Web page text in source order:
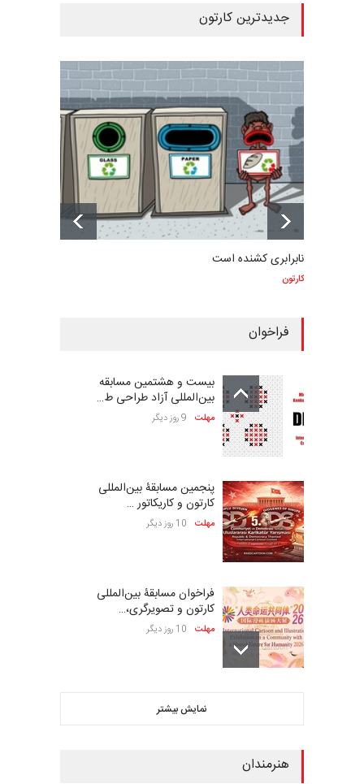
جدیدترین کارتون
نابرابری کشنده است
کارتون
فراخوان
بیست و هشتمین مسابقه
بین‌المللی آزاد طراحی ط…
مهلت 9 روز دیگر
پنجمین مسابقۀ بین‌المللی
کارتون و کاریکاتور …
مهلت 10 روز دیگر
فراخوان مسابقۀ بین‌المللی
کارتون و تصویرگری،…
مهلت 10 روز دیگر
ششمین جشنواره بین‌المللی
کاریکاتور CIK Damad…
نمایش بیشتر
هنرمندان